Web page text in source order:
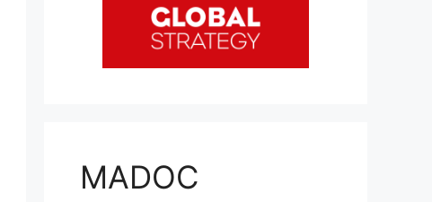
MADOC